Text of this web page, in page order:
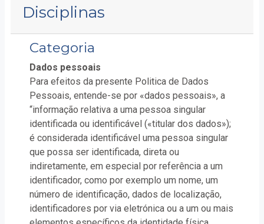
Disciplinas
Categoria
Dados pessoais
Para efeitos da presente Politica de Dados
Pessoais, entende-se por «dados pessoais», a
“informação relativa a uma pessoa singular
identificada ou identificável («titular dos dados»);
é considerada identificável uma pessoa singular
que possa ser identificada, direta ou
indiretamente, em especial por referência a um
identificador, como por exemplo um nome, um
número de identificação, dados de localização,
identificadores por via eletrónica ou a um ou mais